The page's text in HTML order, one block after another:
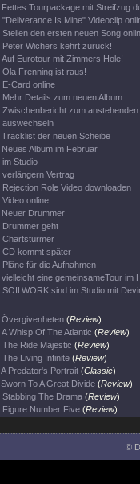
Fettes Tourpackage mit Streifzug
"Deliverance Is Mine" Videoclip
Stellen den ersten neuen Song
Peter Wichers kehrt zurück!
Auf Eurotour mit Zimmers Hole!
Ola Frenning ist raus!
E-Card online
Mehr Details zum neuen Album
Zwischenbericht zum anstehenden
auswechseln
Tracklist der neuen Scheibe
Neues Album im Februar
im Studio
verlängern Vertrag
Rejection Role Video downloaden
Video online
Neuer Drummer
Drummer geht
Chartstürmer
CD kommt später
Pläne für die Aufnahmen
vielleicht eine gemeinsameTour im
SOILWORK sind im Studio mit
Övergivenheten (Review)
A Whisp Of The Atlantic (Review)
The Ride Majestic (Review)
The Living Infinite (Review)
A Predator's Portrait (Classic)
Sworn To A Great Divide (Review)
Stabbing The Drama (Review)
Figure Number Five (Review)
©